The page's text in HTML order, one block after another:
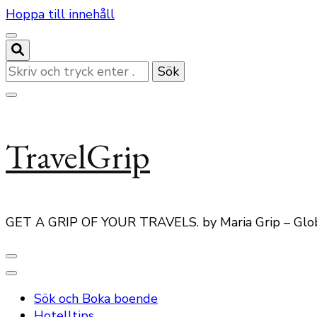
Hoppa till innehåll
Letar
du
efter
TravelGrip
GET A GRIP OF YOUR TRAVELS. by Maria Grip –
Sök och Boka boende